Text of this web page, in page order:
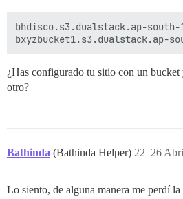
"//
"//bxyzbucket1.s3.dualstack.ap-
bhdisco.s3.dualstack.ap-south-
¿Has configurado tu sitio con un
otro?
Bathinda (Bathinda Helper) 26
22
Lo siento, de alguna manera me perdí